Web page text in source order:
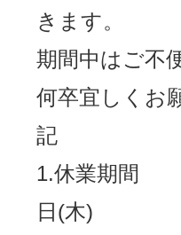
きます。
期間中はご不
何卒宜しくお
記
1.休業期間
日(木)